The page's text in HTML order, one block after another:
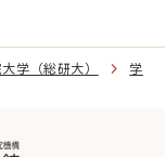
学（総研大）
学